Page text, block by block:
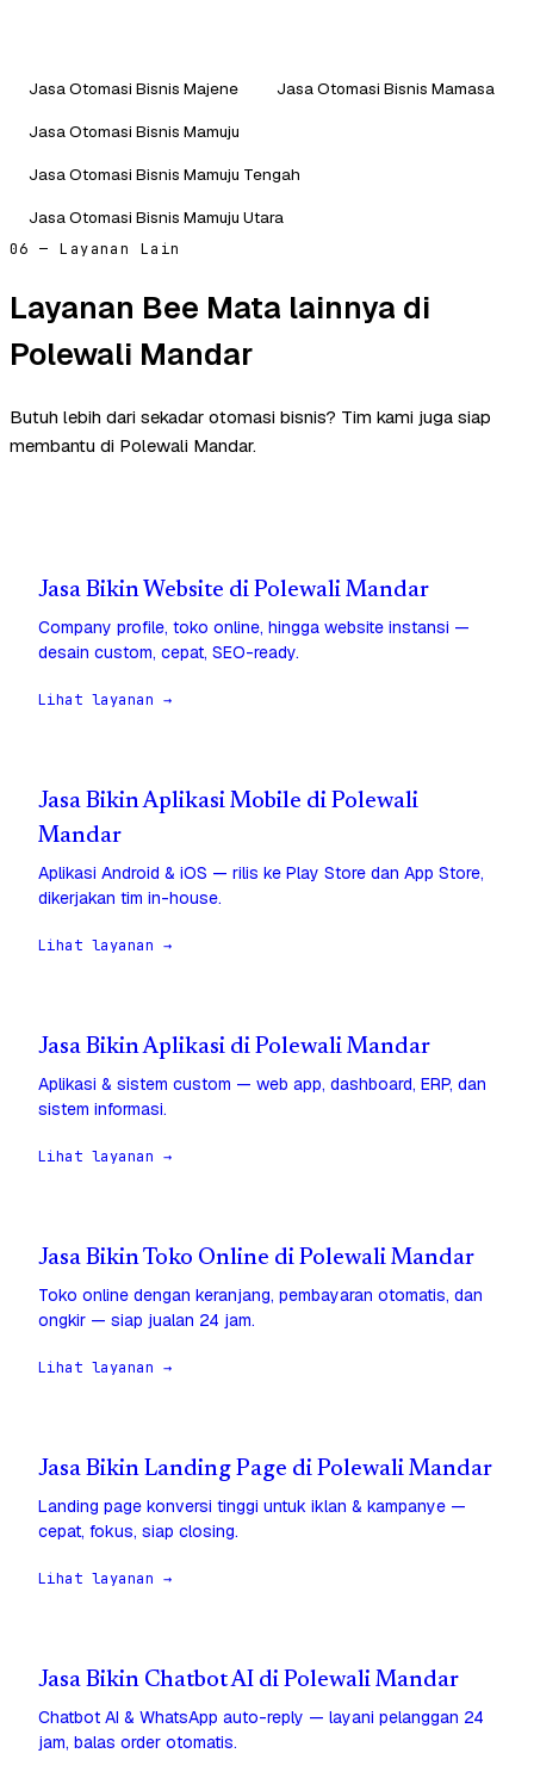
Jasa Otomasi Bisnis Majene
Jasa Otomasi Bisnis Mamasa
Jasa Otomasi Bisnis Mamuju
Jasa Otomasi Bisnis Mamuju Tengah
Jasa Otomasi Bisnis Mamuju Utara
06 — Layanan Lain
Layanan Bee Mata lainnya di
Polewali Mandar
Butuh lebih dari sekadar otomasi bisnis? Tim kami juga siap
membantu di Polewali Mandar.
Jasa Bikin Website di Polewali Mandar
Company profile, toko online, hingga website instansi —
desain custom, cepat, SEO-ready.
Lihat layanan →
Jasa Bikin Aplikasi Mobile di Polewali
Mandar
Aplikasi Android & iOS — rilis ke Play Store dan App Store,
dikerjakan tim in-house.
Lihat layanan →
Jasa Bikin Aplikasi di Polewali Mandar
Aplikasi & sistem custom — web app, dashboard, ERP, dan
sistem informasi.
Lihat layanan →
Jasa Bikin Toko Online di Polewali Mandar
Toko online dengan keranjang, pembayaran otomatis, dan
ongkir — siap jualan 24 jam.
Lihat layanan →
Jasa Bikin Landing Page di Polewali Mandar
Landing page konversi tinggi untuk iklan & kampanye —
cepat, fokus, siap closing.
Lihat layanan →
Jasa Bikin Chatbot AI di Polewali Mandar
Chatbot AI & WhatsApp auto-reply — layani pelanggan 24
jam, balas order otomatis.